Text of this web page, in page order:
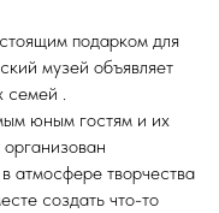
подарком для
музей объявляет
семей .
юным гостям и их
атмосфере творчества
создать что-то